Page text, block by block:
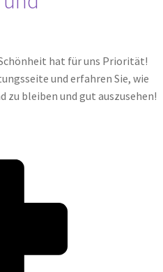
hat für uns Priorität!
und erfahren Sie, wie
zu bleiben und gut auszusehen!